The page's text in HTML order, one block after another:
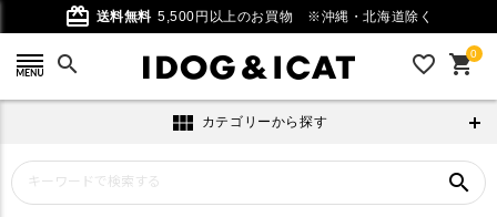
card_giftcard 送料無料 5,500円以上のお買物 ※沖縄・北海道除く
search favorite_outline 0
shopping_cart
view_module カテゴリーから探す
search